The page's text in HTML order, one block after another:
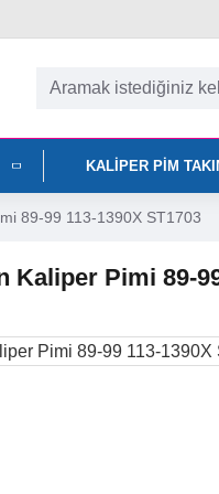
KALIPER PIM
89-99 113-1390X ST1703
Kaliper Pimi 89-